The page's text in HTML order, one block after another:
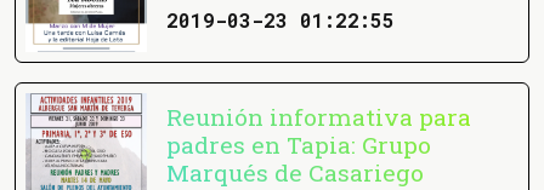
2019-03-23 01:22:55
Reunión informativa para
padres en Tapia: Grupo
Marqués de Casariego